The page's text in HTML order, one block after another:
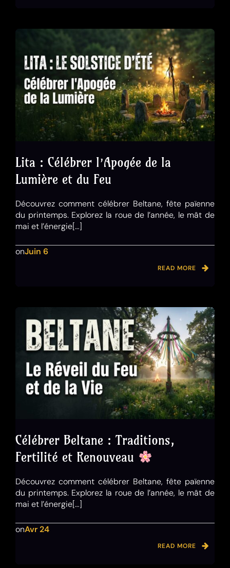
Lita : Célébrer l’Apogée de la
Lumière et du Feu
Découvrez comment célébrer Beltane, fête païenne
du printemps. Explorez la roue de l’année, le mât de
mai et l’énergie[…]
onJuin 6
READ MORE
Célébrer Beltane : Traditions,
Fertilité et Renouveau
Découvrez comment célébrer Beltane, fête païenne
du printemps. Explorez la roue de l’année, le mât de
mai et l’énergie[…]
onAvr 24
READ MORE